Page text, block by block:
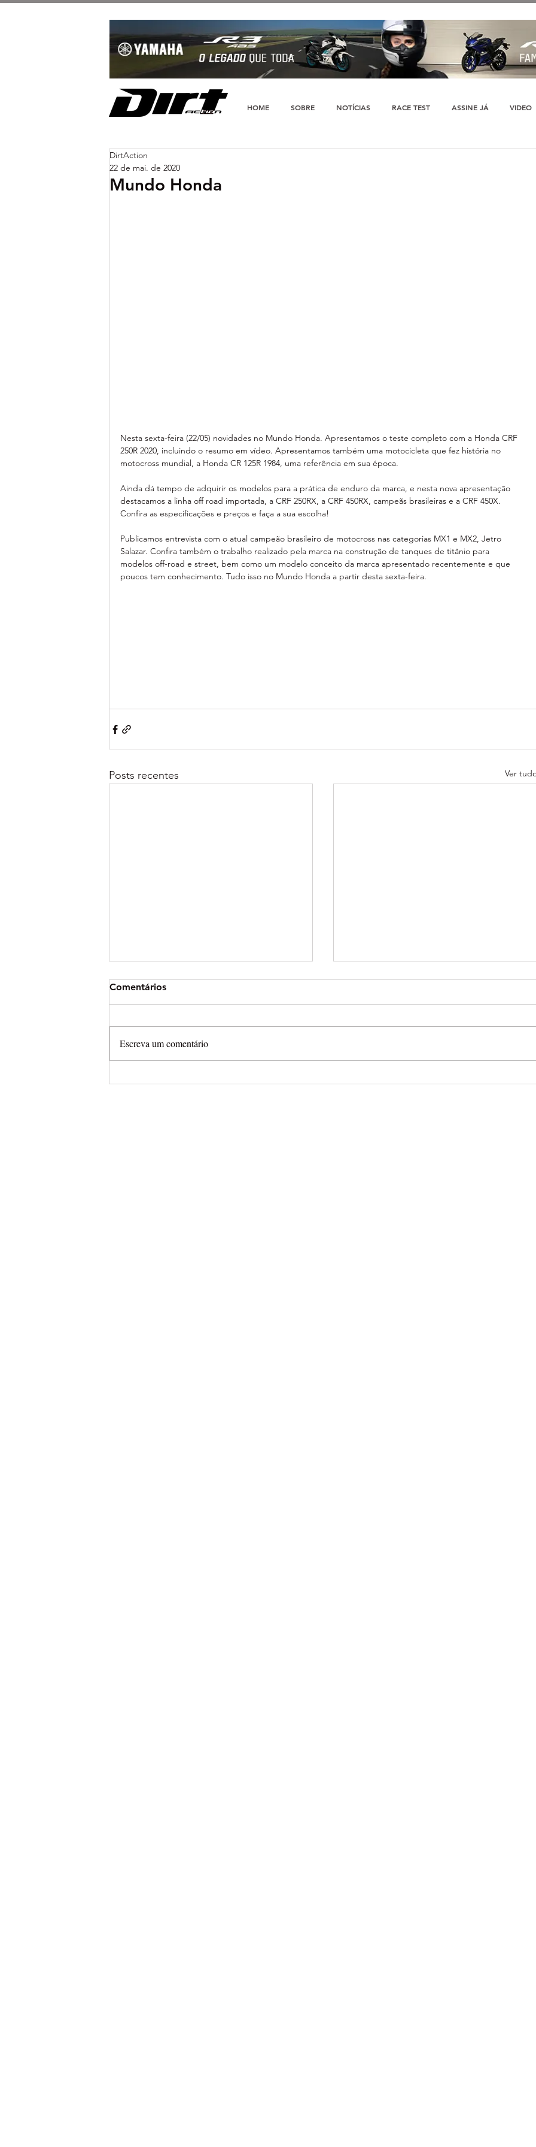
HOME SOBRE NOTÍCIAS RACE TEST ASSINE JÁ VIDEO
Mundo Honda
DirtAction
22 de mai. de 2020
Nesta sexta-feira (22/05) novidades no Mundo Honda. Apresentamos o teste completo com a Honda CRF
250R 2020, incluindo o resumo em vídeo. Apresentamos também uma motocicleta que fez história no
motocross mundial, a Honda CR 125R 1984, uma referência em sua época.
Ainda dá tempo de adquirir os modelos para a prática de enduro da marca, e nesta nova apresentação
destacamos a linha off road importada, a CRF 250RX, a CRF 450RX, campeãs brasileiras e a CRF 450X.
Confira as especificações e preços e faça a sua escolha!
Publicamos entrevista com o atual campeão brasileiro de motocross nas categorias MX1 e MX2, Jetro
Salazar. Confira também o trabalho realizado pela marca na construção de tanques de titânio para
modelos off-road e street, bem como um modelo conceito da marca apresentado recentemente e que
poucos tem conhecimento. Tudo isso no Mundo Honda a partir desta sexta-feira.
Posts recentes Ver
Comentários
Escreva um comentário